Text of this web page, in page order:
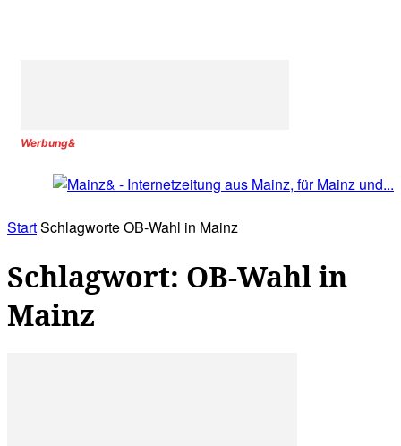
Werbung&
StartSchlagworteOB-Wahl in Mainz
Schlagwort: OB-Wahl in
Mainz